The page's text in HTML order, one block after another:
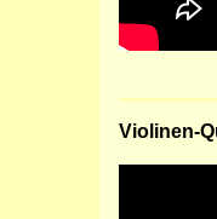
Violinen-